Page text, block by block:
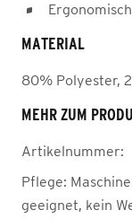
MATERIAL
80% Polyester,
MEHR ZUM
Artikelnummer:
Pflege:
geeignet, kein